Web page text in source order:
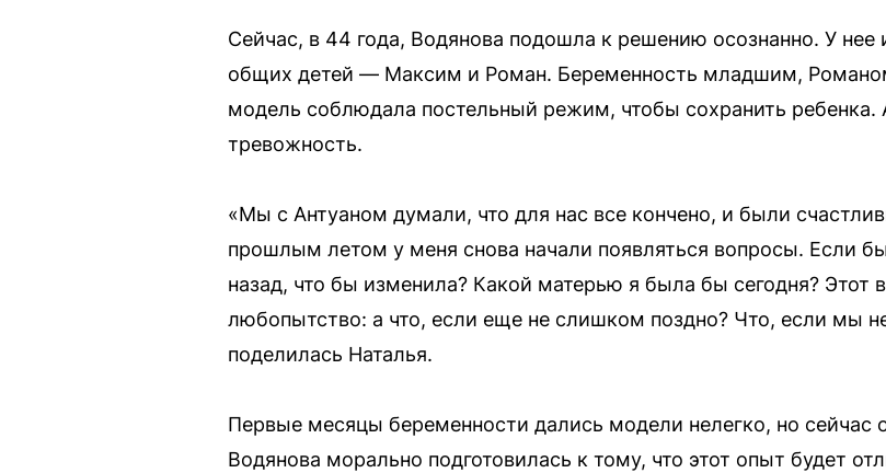
Сейчас, в 44 года, Водянова подошла к решению осознанно. У
общих детей — Максим и Роман. Беременность младшим,
модель соблюдала постельный режим, чтобы сохранить ребенка.
тревожность.
«Мы с Антуаном думали, что для нас все кончено, и были
прошлым летом у меня снова начали появляться вопросы. Если
назад, что бы изменила? Какой матерью я была бы сегодня? Этот
любопытство: а что, если еще не слишком поздно? Что, если мы
поделилась Наталья.
Первые месяцы беременности дались модели нелегко, но сейчас
Водянова морально подготовилась к тому, что этот опыт будет